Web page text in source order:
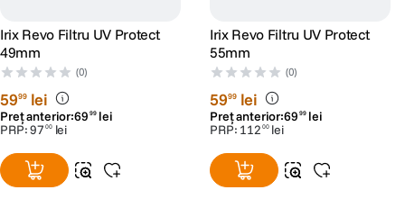
Irix Revo Filtru UV Protect
49mm
(0)
5999 lei
Preț anterior:69 99 lei
PRP:97 00 lei
Irix Revo Filtru UV Protect
55mm
(0)
5999 lei
Preț anterior:69 99 lei
PRP: 112 00 lei